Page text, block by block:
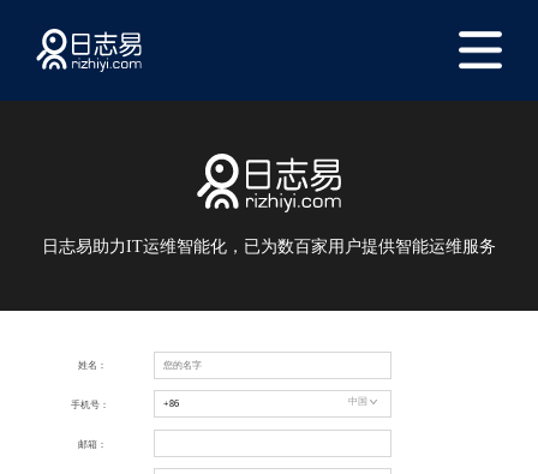
日志易助力IT运维智能化，已为数百家用户提供智能运维服务
      姓名：
   手机号：
中国
      邮箱：